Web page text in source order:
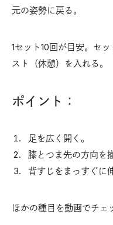
元の姿勢に戻る。
1セット10回が目安。セ
スト（休憩）を入れる。
ポイント：
足を広く開く。
膝とつま先の方向を
背すじをまっすぐに
ほかの種目を動画でチェ